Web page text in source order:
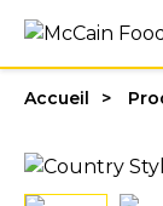
Accueil